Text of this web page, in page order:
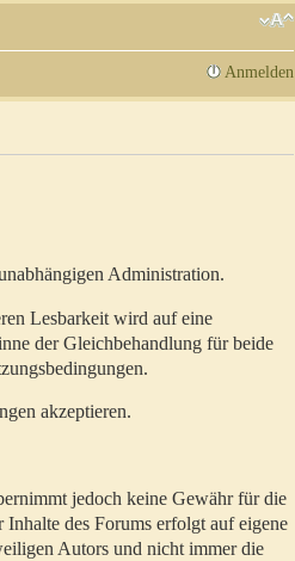
Anmelden
Administration.
Lesbarkeit wird auf eine
der Gleichbehandlung für beide
akzeptieren.
jedoch keine Gewähr für die
des Forums erfolgt auf eigene
Autors und nicht immer die